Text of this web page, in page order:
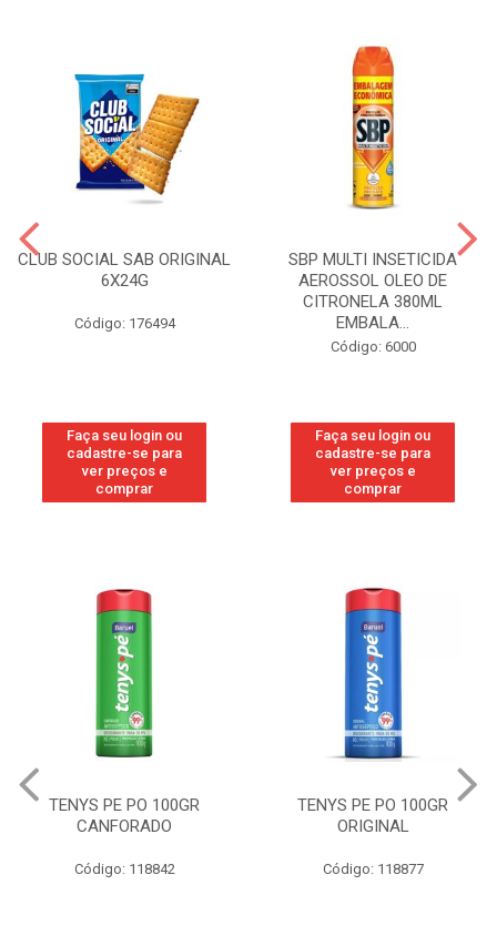
CLUB SOCIAL SAB ORIGINAL
6X24G
Código: 176494
Faça seu login ou
cadastre-se para
ver preços e
comprar
SBP MULTI INSETICIDA
AEROSSOL OLEO DE
CITRONELA 380ML
EMBALA...
Código: 6000
Faça seu login ou
cadastre-se para
ver preços e
comprar
TENYS PE PO 100GR
CANFORADO
Código: 118842
TENYS PE PO 100GR
ORIGINAL
Código: 118877